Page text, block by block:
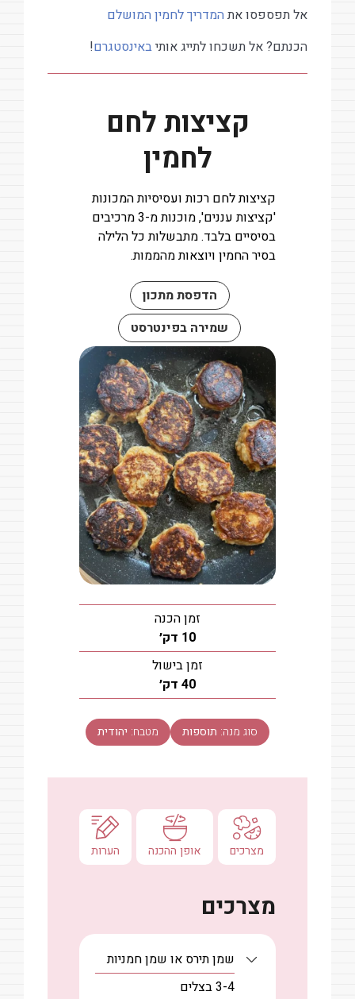
אל תפספסו אתהמדריך לחמין המושלם
הכנתם? אל תשכחו לתייג אותיבאינסטגרם!
קציצות לחם
לחמין
קציצות לחם רכות ועסיסיות המכונות
'קציצות עננים', מוכנות מ-3 מרכיבים
בסיסיים בלבד. מתבשלות כל הלילה
בסיר החמין ויוצאות מהממות.
הדפסת מתכון
שמירה בפינטרסט
זמן הכנה
10 דקות
דק׳
זמן בישול
40דקות
דק׳
סוג מנה: תוספות מטבח: יהודית
מצרכים אופן ההכנה הערות
מצרכים
שמן תירס או שמן חמניות
3-4בצלים